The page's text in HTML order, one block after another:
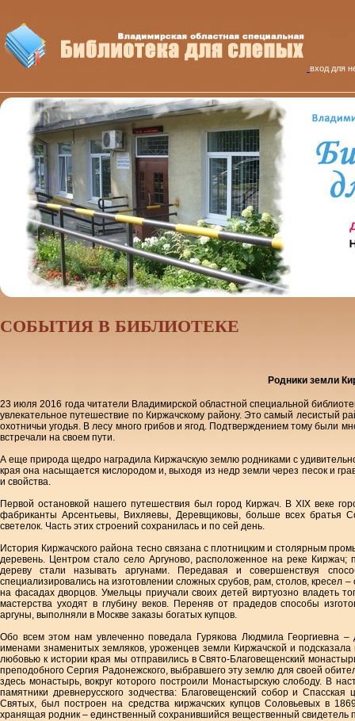
вход для
CОБЫТИЯ В БИБЛИОТЕКЕ
Родники земли
23 июля 2016 года читатели Владимирской областной специальной
увлекательное путешествие по Киржачскому району. Это самый лесистый
охотничьи угодья. В лесу много грибов и ягод. Подтверждением тому были
встречали на своем пути.
А еще природа щедро наградила Киржачскую землю родниками с
края она насыщается кислородом и, выходя из недр земли через песок и
и свойства.
Первой остановкой нашего путешествия был город Киржач. В XIX веке
фабриканты Арсентьевы, Вихляевы, Деревщиковы, больше всех братья
светелок. Часть этих строений сохранилась и по сей день.
История Киржачского района тесно связана с плотницким и столярным
деревень. Центром стало село Аргуново, расположенное на реке Киржач;
дереву стали называть аргунами. Передавая и совершенствуя
специализировались на изготовлении сложных срубов, рам, столов, кресел
на фасадах дворцов. Умельцы приучали своих детей виртуозно владеть
мастерства уходят в глубину веков. Переняв от прадедов способы
аргуны, выполняли в Москве заказы богатых купцов.
Обо всем этом нам увлеченно поведала Гурякова Людмила Георгиевна –
именами знаменитых земляков, уроженцев земли Киржачской и
любовью к истории края мы отправились в Свято-Благовещенский
преподобного Сергия Радонежского, выбравшего эту землю для своей
здесь монастырь, вокруг которого построили Монастырскую слободу. В
памятники древнерусского зодчества: Благовещенский собор и
Святых, был построен на средства киржачских купцов Соловьевых в
хранящая родник – единственный сохранившийся вещественный свидетель